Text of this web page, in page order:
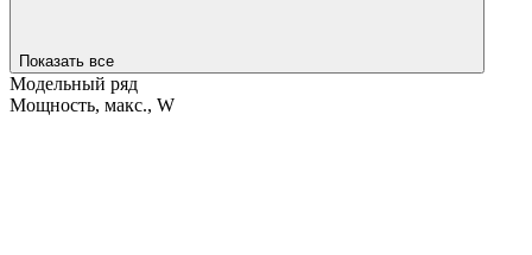
Показать все
Модельный ряд
Мощность, макс., W